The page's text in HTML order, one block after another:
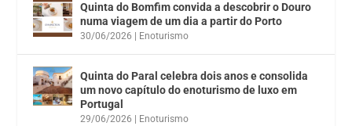
Quinta do Bomfim convida a descobrir o Douro
numa viagem de um dia a partir do Porto
30/06/2026 Enoturismo
Quinta do Paral celebra dois anos e consolida
um novo capítulo do enoturismo de luxo em
Portugal
29/06/2026 Enoturismo